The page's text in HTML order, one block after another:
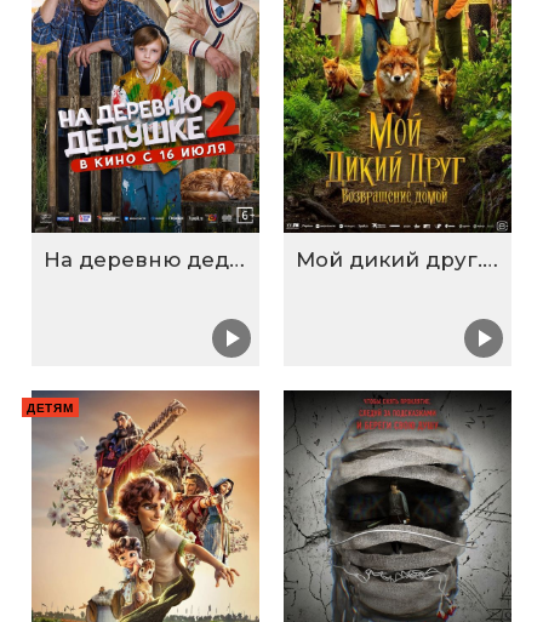
На деревню дедушке 2 Мой дикий друг. Возвращение домой
ДЕТЯМ